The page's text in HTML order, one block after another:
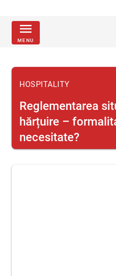
menu
MENU
HOSPITALITY
Reglementarea
hărțuire –
necesitate?